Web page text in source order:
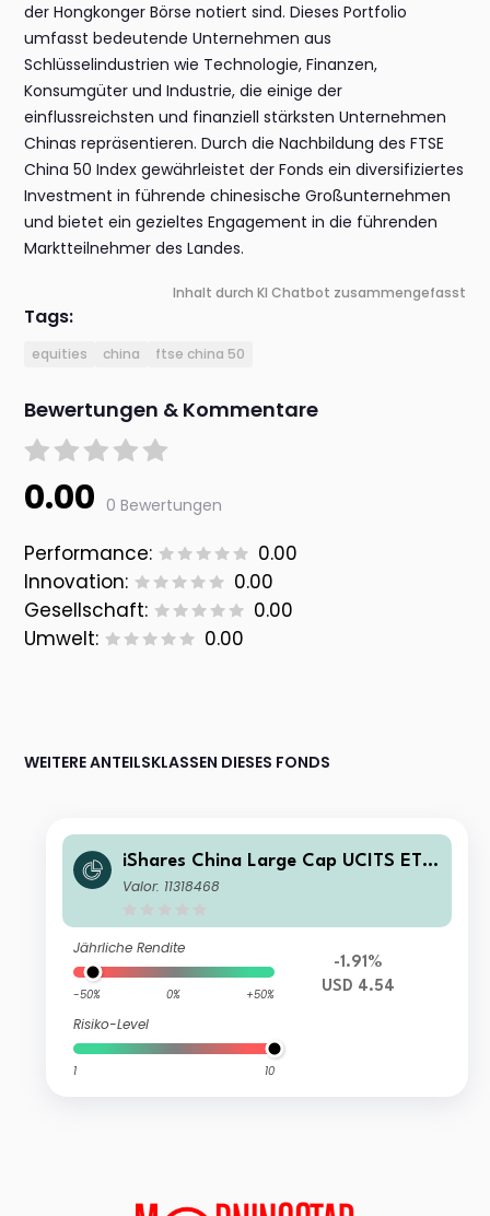
der Hongkonger Börse notiert sind. Dieses Portfolio
umfasst bedeutende Unternehmen aus
Schlüsselindustrien wie Technologie, Finanzen,
Konsumgüter und Industrie, die einige der
einflussreichsten und finanziell stärksten Unternehmen
Chinas repräsentieren. Durch die Nachbildung des FTSE
China 50 Index gewährleistet der Fonds ein diversifiziertes
Investment in führende chinesische Großunternehmen
und bietet ein gezieltes Engagement in die führenden
Marktteilnehmer des Landes.
Inhalt durch KI Chatbot zusammengefasst
Tags:
equities china ftse china 50
Bewertungen & Kommentare
0.00 0 Bewertungen
Performance:
0.00
Innovation:
0.00
Gesellschaft:
0.00
Umwelt:
0.00
WEITERE ANTEILSKLASSEN DIESES FONDS
iShares China Large Cap UCITS ETF
USD Acc
Valor: 11318468
Jährliche Rendite
-50% 0% +50%
Risiko-Level
1 10
-1.91%
USD 4.54